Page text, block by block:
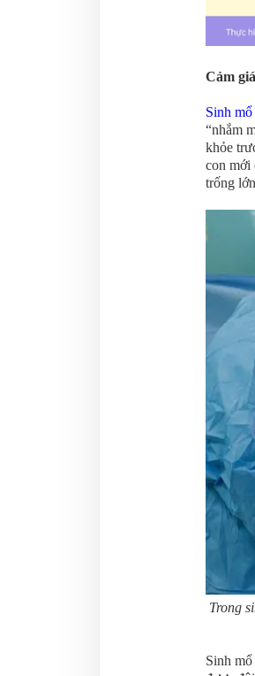
Cảm
Sinh mổ
“nhắm
khỏe
con mới
trống
Trong
Sinh